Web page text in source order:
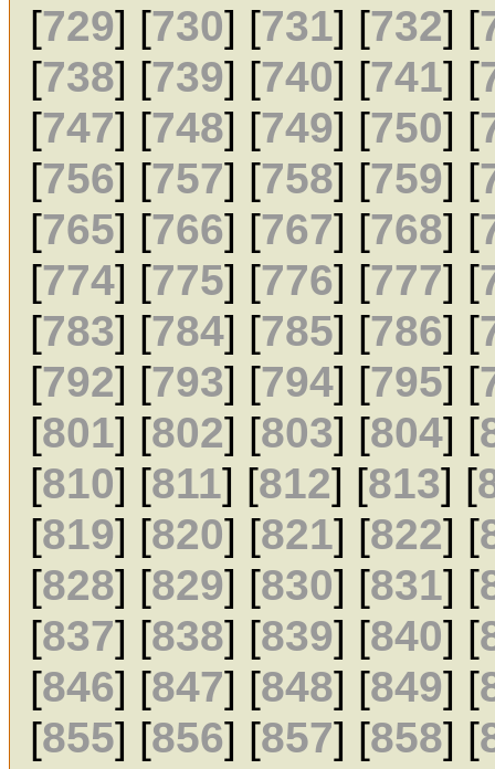
[729] [730] [731] [732] [
[738] [739] [740] [741] [
[747] [748] [749] [750] [
[756] [757] [758] [759] [
[765] [766] [767] [768] [
[774] [775] [776] [777] [
[783] [784] [785] [786] [
[792] [793] [794] [795] [
[801] [802] [803] [804] [
[810] [811] [812] [813] [
[819] [820] [821] [822] [
[828] [829] [830] [831] [
[837] [838] [839] [840] [
[846] [847] [848] [849] [
[855] [856] [857] [858] [